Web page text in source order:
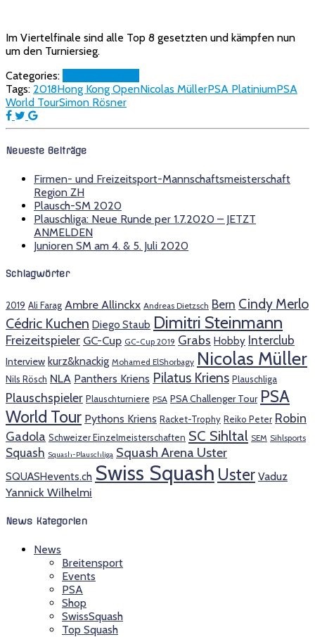
Im Viertelfinale sind alle Top 8 gesetzten und kämpfen nun
um den Turniersieg.
Categories:
Tags: 2018Hong Kong OpenNicolas MüllerPSA PlatiniumPSA
World TourSimon Rösner
Neueste Beiträge
Firmen- und Freizeitsport-Mannschaftsmeisterschaft
Region ZH
Plausch-SM 2020
Plauschliga: Neue Runde per 1.7.2020 – JETZT
ANMELDEN
Junioren SM am 4. & 5. Juli 2020
Schlagwörter
2019 Ali Farag Ambre Allinckx Andreas Dietzsch Bern Cindy Merlo
Cédric Kuchen Diego Staub Dimitri Steinmann
Freizeitspieler GC-Cup GC-Cup 2019 Grabs Hobby Interclub
Interview kurz&knackig Mohamed ElShorbagy Nicolas Müller
Nils Rösch NLA Panthers Kriens Pilatus Kriens Plauschliga
Plauschspieler Plauschturniere PSA PSA Challenger Tour PSA
World Tour Pythons Kriens Racket-Trophy Reiko Peter Robin
Gadola Schweizer Einzelmeisterschaften SC Sihltal SEM Sihlsports
Squash Squash-Plauschliga Squash Arena Uster
SQUASHevents.ch Swiss Squash Uster Vaduz
Yannick Wilhelmi
News Kategorien
News
Breitensport
Events
PSA
Shop
SwissSquash
Top Squash